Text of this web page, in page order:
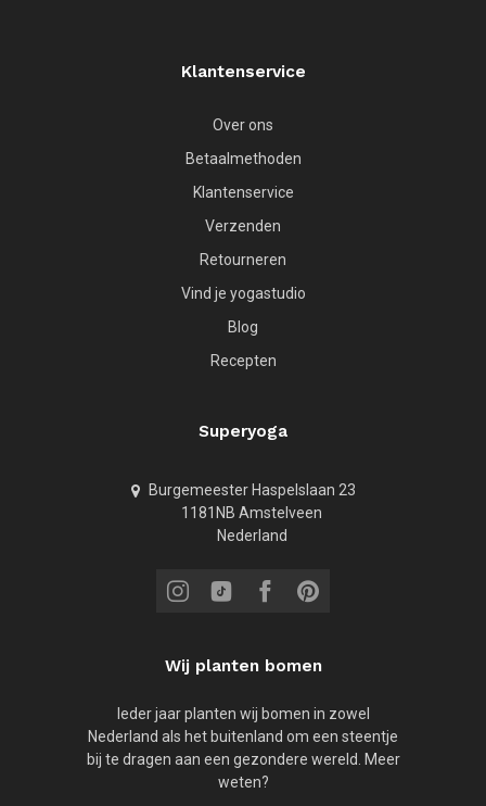
Klantenservice
Over ons
Betaalmethoden
Klantenservice
Verzenden
Retourneren
Vind je yogastudio
Blog
Recepten
Superyoga
Burgemeester Haspelslaan 23
1181NB Amstelveen
Nederland
Wij planten bomen
Ieder jaar planten wij bomen in zowel
Nederland als het buitenland om een steentje
bij te dragen aan een gezondere wereld. Meer
weten?